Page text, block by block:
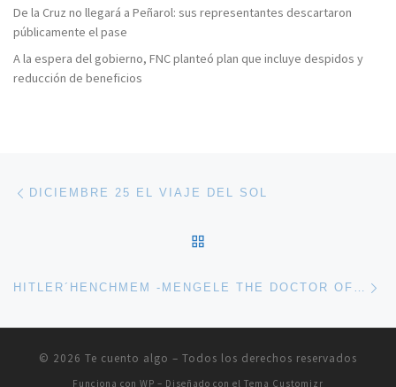
De la Cruz no llegará a Peñarol: sus representantes descartaron
públicamente el pase
A la espera del gobierno, FNC planteó plan que incluye despidos y
reducción de beneficios
Navegación de entradas
DICIEMBRE 25 EL VIAJE DEL SOL
HITLER´HENCHMEM -MENGELE THE DOCTOR OF DEATH
© 2026 Te cuento algo – Todos los derechos reservados
Funciona con WP – Diseñado con el Tema Customizr